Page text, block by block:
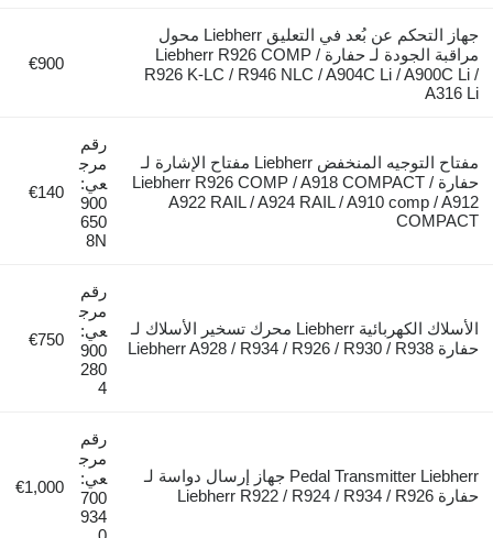
جهاز التحكم عن بُعد في التعليق Liebherr محول
مراقبة الجودة لـ حفارة Liebherr R926 COMP /
R926 K-LC / R946 NLC / A904C Li / A900C Li /
A316 Li
€900
مفتاح التوجيه المنخفض Liebherr مفتاح الإشارة لـ
حفارة Liebherr R926 COMP / A918 COMPACT /
A922 RAIL / A924 RAIL / A910 comp / A912
COMPACT
رقم
مرج
عي:
900
650
8N
€140
الأسلاك الكهربائية Liebherr محرك تسخير الأسلاك لـ
حفارة Liebherr A928 / R934 / R926 / R930 / R938
رقم
مرج
عي:
900
280
4
€750
Pedal Transmitter Liebherr جهاز إرسال دواسة لـ
حفارة Liebherr R922 / R924 / R934 / R926
رقم
مرج
عي:
700
934
€1,000